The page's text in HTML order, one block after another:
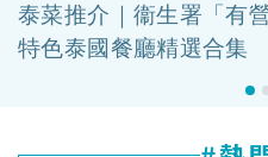
泰菜推介｜衞生署「有
特色泰國餐廳精選合集